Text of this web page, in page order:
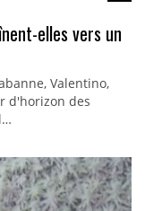
elles vers un
Valentino,
d'horizon des